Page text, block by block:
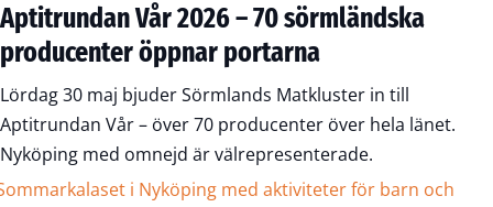
Aptitrundan Vår 2026 – 70 sörmländska
producenter öppnar portarna
Lördag 30 maj bjuder Sörmlands Matkluster in till
Aptitrundan Vår – över 70 producenter över hela länet.
Nyköping med omnejd är välrepresenterade.